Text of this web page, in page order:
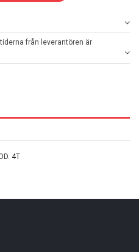
från leverantören är
4T